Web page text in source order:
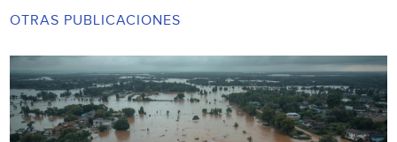
OTRAS PUBLICACIONES